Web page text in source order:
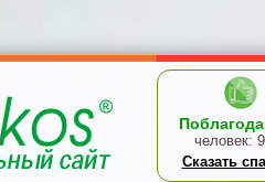
человек:
Сказать